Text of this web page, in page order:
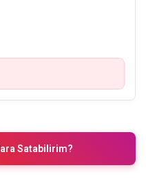
Satabilirim?